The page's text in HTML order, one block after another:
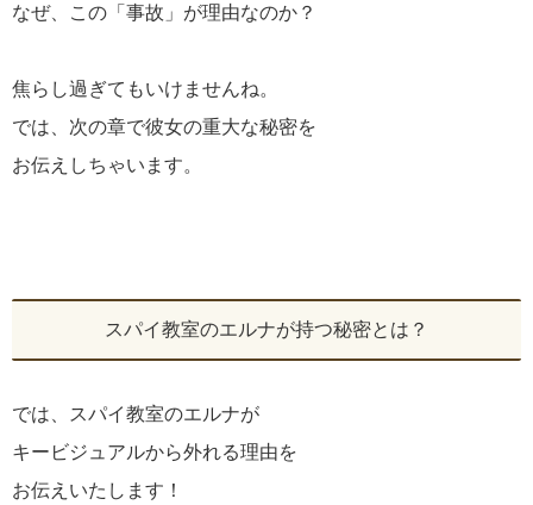
なぜ、この「事故」が理由なのか？
焦らし過ぎてもいけませんね。
では、次の章で彼女の重大な秘密を
お伝えしちゃいます。
スパイ教室のエルナが持つ秘密とは？
では、スパイ教室のエルナが
キービジュアルから外れる理由を
お伝えいたします！